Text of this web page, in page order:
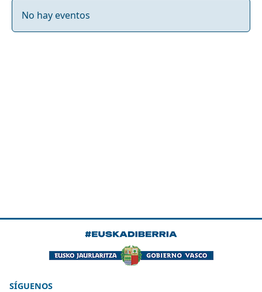
No hay eventos
SÍGUENOS